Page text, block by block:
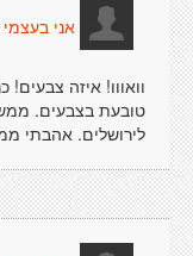
אני בעצמי
וואווו! איזה
טובעת בצבעים.
לירושלים. אהבתי